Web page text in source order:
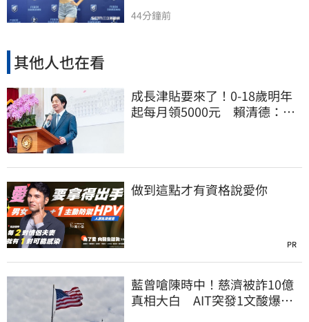
44分鐘前
其他人也在看
成長津貼要來了！0-18歲明年
起每月領5000元 賴清德：此
做到這點才有資格說愛你
PR
藍曾嗆陳時中！慈濟被詐10億
真相大白 AIT突發1文酸爆…